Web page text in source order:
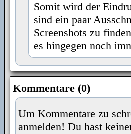
Somit wird der
sind ein paar
Screenshots zu
es hingegen noch
Kommentare (0)
Um Kommentare zu
anmelden! Du hast